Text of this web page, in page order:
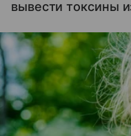
вывести токсины